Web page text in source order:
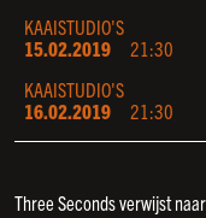
KAAISTUDIO'S
15.02.2019 21:30
KAAISTUDIO'S
16.02.2019 21:30
Three Seconds verwijst